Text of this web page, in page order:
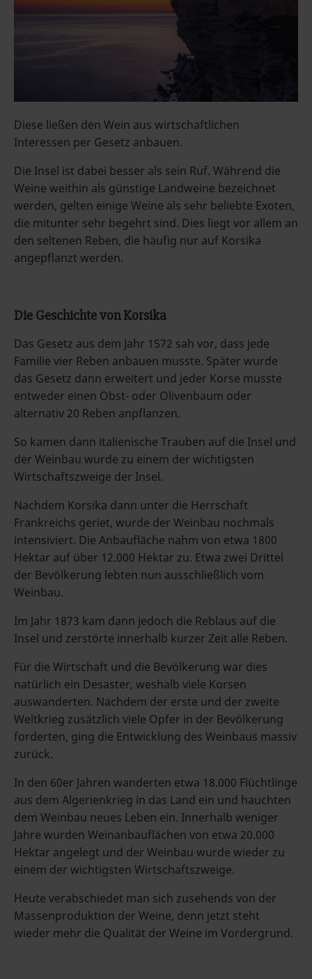
Diese ließen den Wein aus wirtschaftlichen
Interessen per Gesetz anbauen.
Die Insel ist dabei besser als sein Ruf. Während die
Weine weithin als günstige Landweine bezeichnet
werden, gelten einige Weine als sehr beliebte Exoten,
die mitunter sehr begehrt sind. Dies liegt vor allem an
den seltenen Reben, die häufig nur auf Korsika
angepflanzt werden.
Die Geschichte von Korsika
Das Gesetz aus dem Jahr 1572 sah vor, dass jede
Familie vier Reben anbauen musste. Später wurde
das Gesetz dann erweitert und jeder Korse musste
entweder einen Obst- oder Olivenbaum oder
alternativ 20 Reben anpflanzen.
So kamen dann italienische Trauben auf die Insel und
der Weinbau wurde zu einem der wichtigsten
Wirtschaftszweige der Insel.
Nachdem Korsika dann unter die Herrschaft
Frankreichs geriet, wurde der Weinbau nochmals
intensiviert. Die Anbaufläche nahm von etwa 1800
Hektar auf über 12.000 Hektar zu. Etwa zwei Drittel
der Bevölkerung lebten nun ausschließlich vom
Weinbau.
Im Jahr 1873 kam dann jedoch die Reblaus auf die
Insel und zerstörte innerhalb kurzer Zeit alle Reben.
Für die Wirtschaft und die Bevölkerung war dies
natürlich ein Desaster, weshalb viele Korsen
auswanderten. Nachdem der erste und der zweite
Weltkrieg zusätzlich viele Opfer in der Bevölkerung
forderten, ging die Entwicklung des Weinbaus massiv
zurück.
In den 60er Jahren wanderten etwa 18.000 Flüchtlinge
aus dem Algerienkrieg in das Land ein und hauchten
dem Weinbau neues Leben ein. Innerhalb weniger
Jahre wurden Weinanbauflächen von etwa 20.000
Hektar angelegt und der Weinbau wurde wieder zu
einem der wichtigsten Wirtschaftszweige.
Heute verabschiedet man sich zusehends von der
Massenproduktion der Weine, denn jetzt steht
wieder mehr die Qualität der Weine im Vordergrund.